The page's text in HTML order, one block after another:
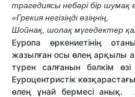
трагедиясы небәрі бір
«Грекия негізіңді өзіңнің,
Шойнақ, шолақ мүгедектер
Еуропа өркениетінің
жазылған осы өлең арқылы
түрен салғанын бәлкім
Еуроцентристік
өлең ұнай бермесі анық.